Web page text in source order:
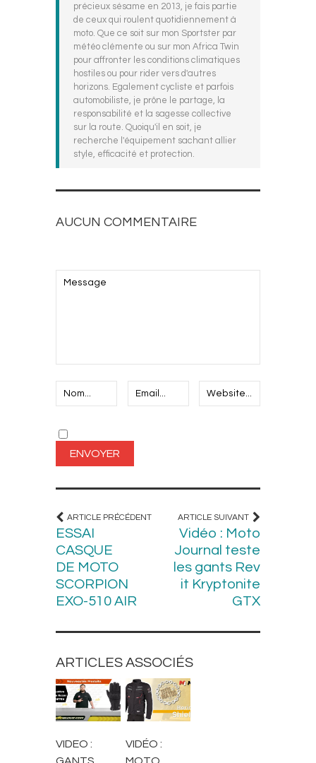
précieux sésame en 2013, je fais partie
de ceux qui roulent quotidiennement à
moto. Que ce soit sur mon Sportster par
météo clémente ou sur mon Africa Twin
pour affronter les conditions climatiques
hostiles ou pour rider vers d'autres
horizons. Egalement cycliste et parfois
automobiliste, je prône le partage, la
responsabilité et la sagesse collective
sur la route. Quoiqu'il en soit, je
recherche l'équipement sachant allier
style, efficacité et protection.
AUCUN COMMENTAIRE
ARTICLE PRÉCÉDENT
ESSAI
CASQUE
DE MOTO
SCORPION
EXO-510 AIR
ARTICLE SUIVANT
Vidéo : Moto
Journal teste
les gants Rev
it Kryptonite
GTX
ARTICLES ASSOCIÉS
EQUIPEMENT
MOTARD
VIDEO :
BLOUSONS ET
VESTES
VIDÉO :